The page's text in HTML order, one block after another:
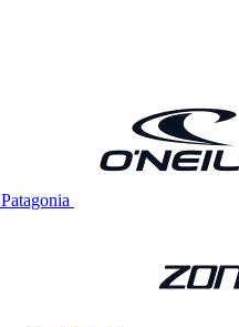
Patagonia